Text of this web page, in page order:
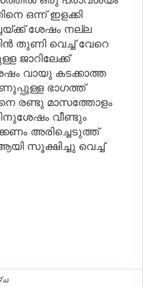
ഒന്ന് ഇളക്കി
ശേഷം നല്ല
തുണി വെച്ച് വേറെ
ജാറിലേക്ക്
വായു കടക്കാത്ത
ഭാഗത്ത്‌
രണ്ടു മാസത്തോളം
വീണ്ടും
അരിച്ചെടുത്ത്‌
സൂക്ഷിച്ചു വെച്ച്